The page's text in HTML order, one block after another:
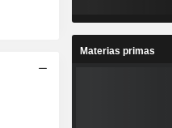
Materias primas